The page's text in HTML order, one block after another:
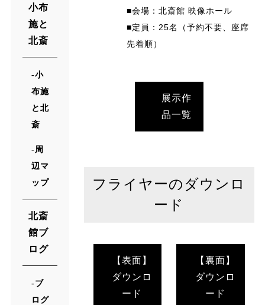
■会場：北斎館 映像ホール
■定員：25名（予約不要、座席
先着順）
展示作
品一覧
フライヤーのダウンロ
ード
【表面】
ダウンロ
ード
【裏面】
ダウンロ
ード
小布
施と
北斎
小
布施
と北
斎
周
辺マ
ップ
北斎
館ブ
ログ
ブ
ログ